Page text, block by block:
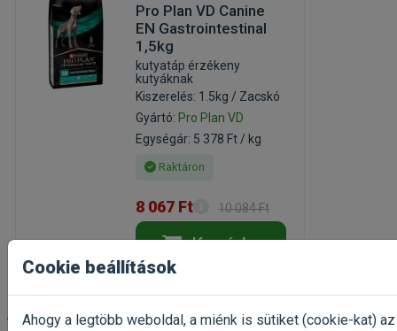
Pro Plan VD Canine
EN Gastrointestinal
1,5kg
kutyatáp érzékeny
kutyáknak
Kiszerelés: 1.5kg / Zacskó
Gyártó: Pro Plan VD
Egységár: 5 378 Ft / kg
Raktáron
8 067 Ft 10 084 Ft
Kosárba
-20%
Cookie beállítások
Ahogy a legtöbb weboldal, a miénk is sütiket (cookie-kat)